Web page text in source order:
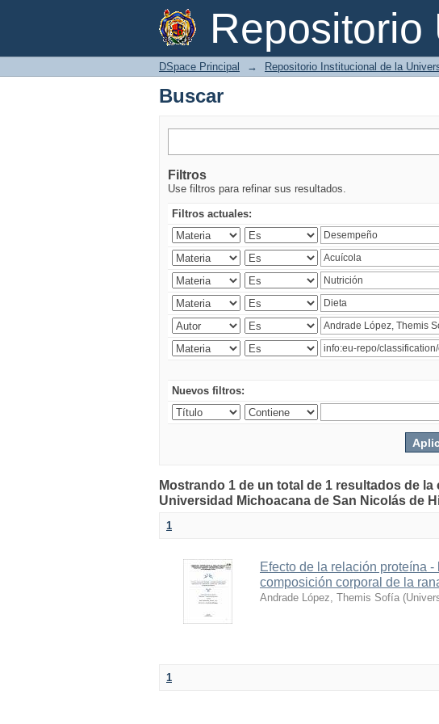
Repositorio
Buscar
DSpace Principal → Repositorio Institucional de la
Buscar
Filtros
Use filtros para refinar sus resultados.
Filtros actuales:
Nuevos filtros:
Mostrando 1 de un total de 1 resultados de
Universidad Michoacana de San Nicolás de
1
Efecto de la relación proteína
composición corporal de la
Andrade López, Themis Sofía (
1